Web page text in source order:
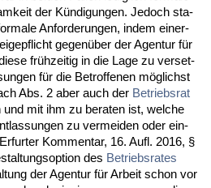
der Kündi­gun­gen. Je­doch sta­
An­for­de­run­gen, in­dem ei­ner­
ge­genüber der Agen­tur für
frühzei­tig in die La­ge zu ver­set­
für die Be­trof­fe­nen möglichst
Abs. 2 aber auch der Be­triebs­rat
mit ihm zu be­ra­ten ist, wel­che
zu ver­mei­den oder ein­
Kom­men­tar, 16. Aufl. 2016, §
des Be­triebs­ra­tes
der Agen­tur für Ar­beit schon vor